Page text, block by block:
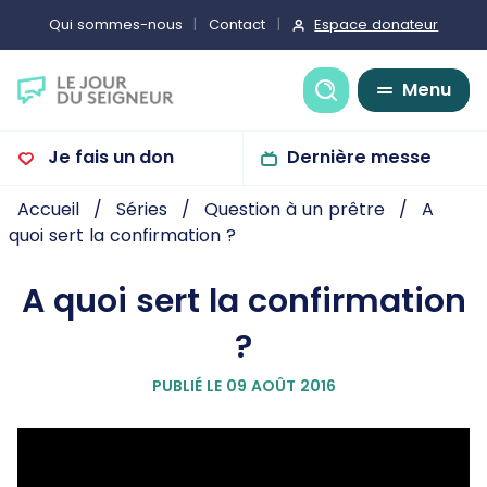
Qui sommes-nous Contact Espace donateur
Recherche
Menu
Je fais un don Dernière messe
Accueil Séries Question à un prêtre
A
quoi sert la confirmation ?
A quoi sert la confirmation
?
PUBLIÉ LE 09 AOÛT 2016